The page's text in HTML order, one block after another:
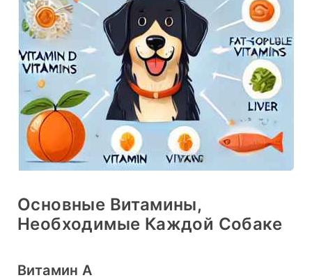
Основные Витамины,
Необходимые Каждой Собаке
Витамин A